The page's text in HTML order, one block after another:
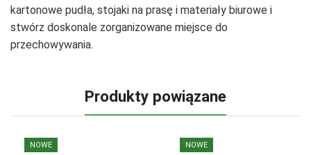
kartonowe pudła, stojaki na prasę i materiały biurowe i
stwórz doskonale zorganizowane miejsce do
przechowywania.
Produkty powiązane
NOWE NOWE